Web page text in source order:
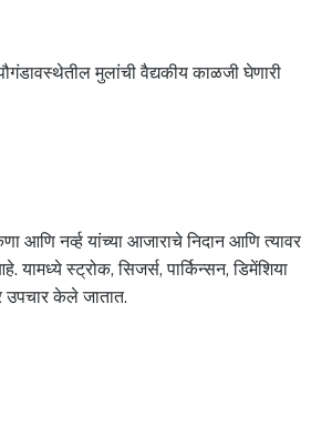
मुलांची वैद्यकीय काळजी घेणारी
आणि नर्व्ह यांच्या आजाराचे निदान आणि त्यावर
यामध्ये स्ट्रोक, सिजर्स, पार्किन्सन, डिमेंशिया
उपचार केले जातात.